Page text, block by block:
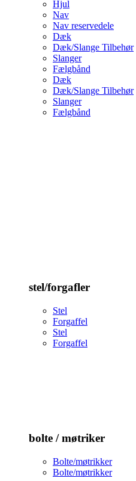
Hjul
Nav
Nav reservedele
Dæk
Dæk/Slange Tilbehør
Slanger
Fælgbånd
Dæk
Dæk/Slange Tilbehør
Slanger
Fælgbånd
stel/forgafler
Stel
Forgaffel
Stel
Forgaffel
bolte / møtriker
Bolte/møtrikker
Bolte/møtrikker